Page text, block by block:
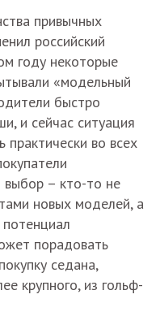
привычных
российский
году некоторые
«модельный
быстро
и сейчас ситуация
практически во всех
– кто-то не
новых моделей, а
порадовать
седана,
крупного, из гольф-